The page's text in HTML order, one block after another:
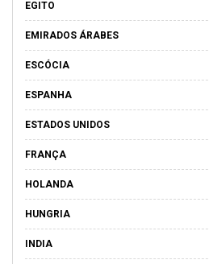
EGITO
EMIRADOS ÁRABES
ESCÓCIA
ESPANHA
ESTADOS UNIDOS
FRANÇA
HOLANDA
HUNGRIA
INDIA